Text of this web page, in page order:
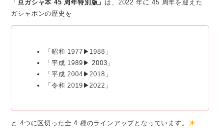
「豆ガシャ本 45 周年特別版」 は、2022 年に 45 周年を迎えた
ガシャポンの歴史を
「昭和 1977▶1988」
「平成 1989▶ 2003」
「平成 2004▶2018」
「令和 2019▶2022」
と 4つに区切った全 4 種のラインアップとなっています。